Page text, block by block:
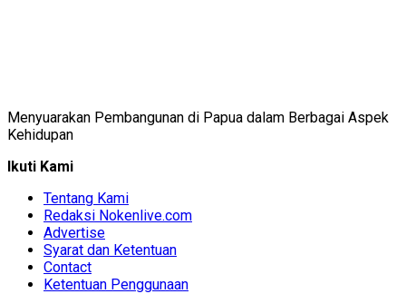
Menyuarakan Pembangunan di Papua dalam Berbagai Aspek
Kehidupan
Ikuti Kami
Tentang Kami
Redaksi Nokenlive.com
Advertise
Syarat dan Ketentuan
Contact
Ketentuan Penggunaan